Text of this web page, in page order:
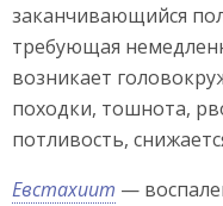
заканчивающийся
требующая
возникает
походки, тошнота,
потливость,
Евстахиит —